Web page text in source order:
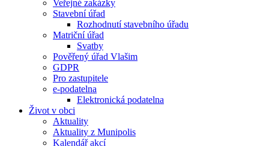
Veřejné zakázky
Stavební úřad
Rozhodnutí stavebního úřadu
Matriční úřad
Svatby
Pověřený úřad Vlašim
GDPR
Pro zastupitele
e-podatelna
Elektronická podatelna
Život v obci
Aktuality
Aktuality z Munipolis
Kalendář akcí